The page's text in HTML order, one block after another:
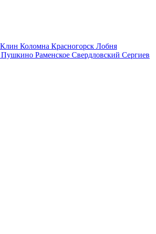
Клин Коломна Красногорск Лобня
Пушкино Раменское Свердловский Сергиев